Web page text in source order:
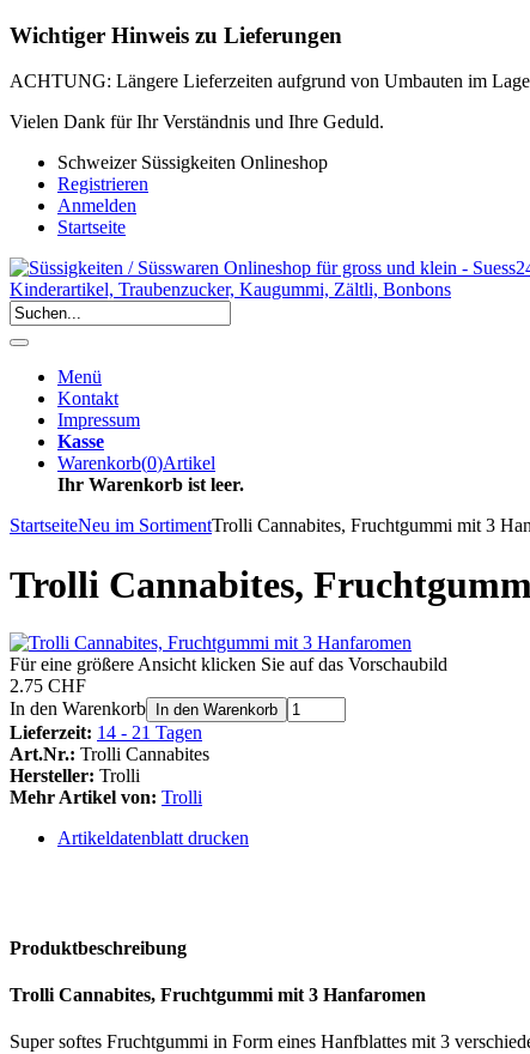
Wichtiger Hinweis zu Lieferungen
ACHTUNG: Längere Lieferzeiten aufgrund von Umbauten im
Vielen Dank für Ihr Verständnis und Ihre Geduld.
Schweizer Süssigkeiten Onlineshop
Registrieren
Anmelden
Startseite
Menü
Kontakt
Impressum
Kasse
Warenkorb(0)Artikel
Ihr Warenkorb ist leer.
StartseiteNeu im SortimentTrolli Cannabites, Fruchtgummi mit 3
Trolli Cannabites,
Für eine größere Ansicht klicken Sie auf das Vorschaubild
2.75 CHF
In den Warenkorb
In den Warenkorb
Lieferzeit: 14 - 21 Tagen
Art.Nr.: Trolli Cannabites
Hersteller: Trolli
Mehr Artikel von: Trolli
Artikeldatenblatt drucken
Produktbeschreibung
Trolli Cannabites, Fruchtgummi mit 3 Hanfaromen
Super softes Fruchtgummi in Form eines Hanfblattes mit 3